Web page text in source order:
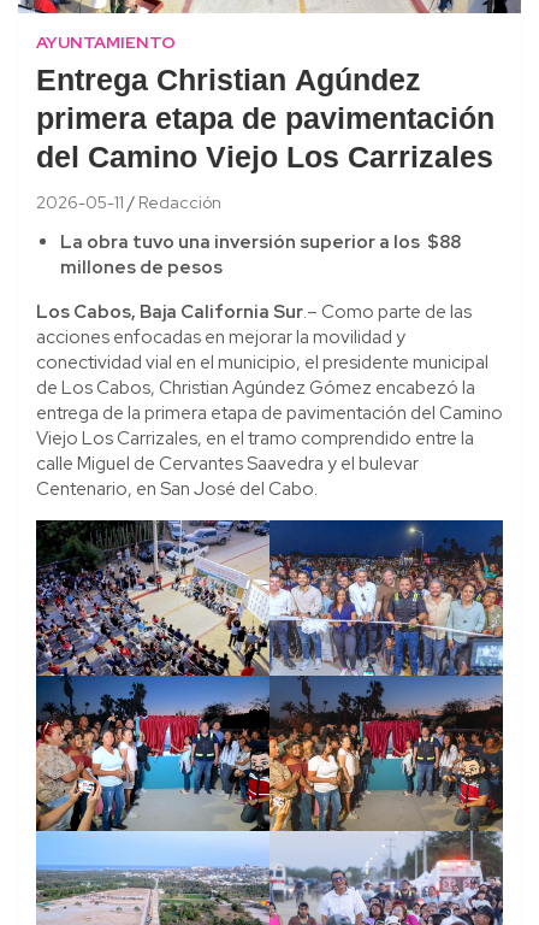
AYUNTAMIENTO
Entrega Christian Agúndez
primera etapa de pavimentación
del Camino Viejo Los Carrizales
2026-05-11 Redacción
La obra tuvo una inversión superior a los $88
millones de pesos
Los Cabos, Baja California Sur.– Como parte de las
acciones enfocadas en mejorar la movilidad y
conectividad vial en el municipio, el presidente municipal
de Los Cabos, Christian Agúndez Gómez encabezó la
entrega de la primera etapa de pavimentación del Camino
Viejo Los Carrizales, en el tramo comprendido entre la
calle Miguel de Cervantes Saavedra y el bulevar
Centenario, en San José del Cabo.